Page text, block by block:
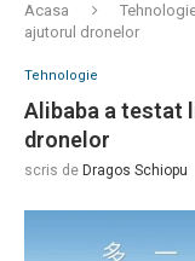
Acasa
ajutorul dronelor
Tehnologie
Alibaba a testat
dronelor
scris de Dragos Schiopu